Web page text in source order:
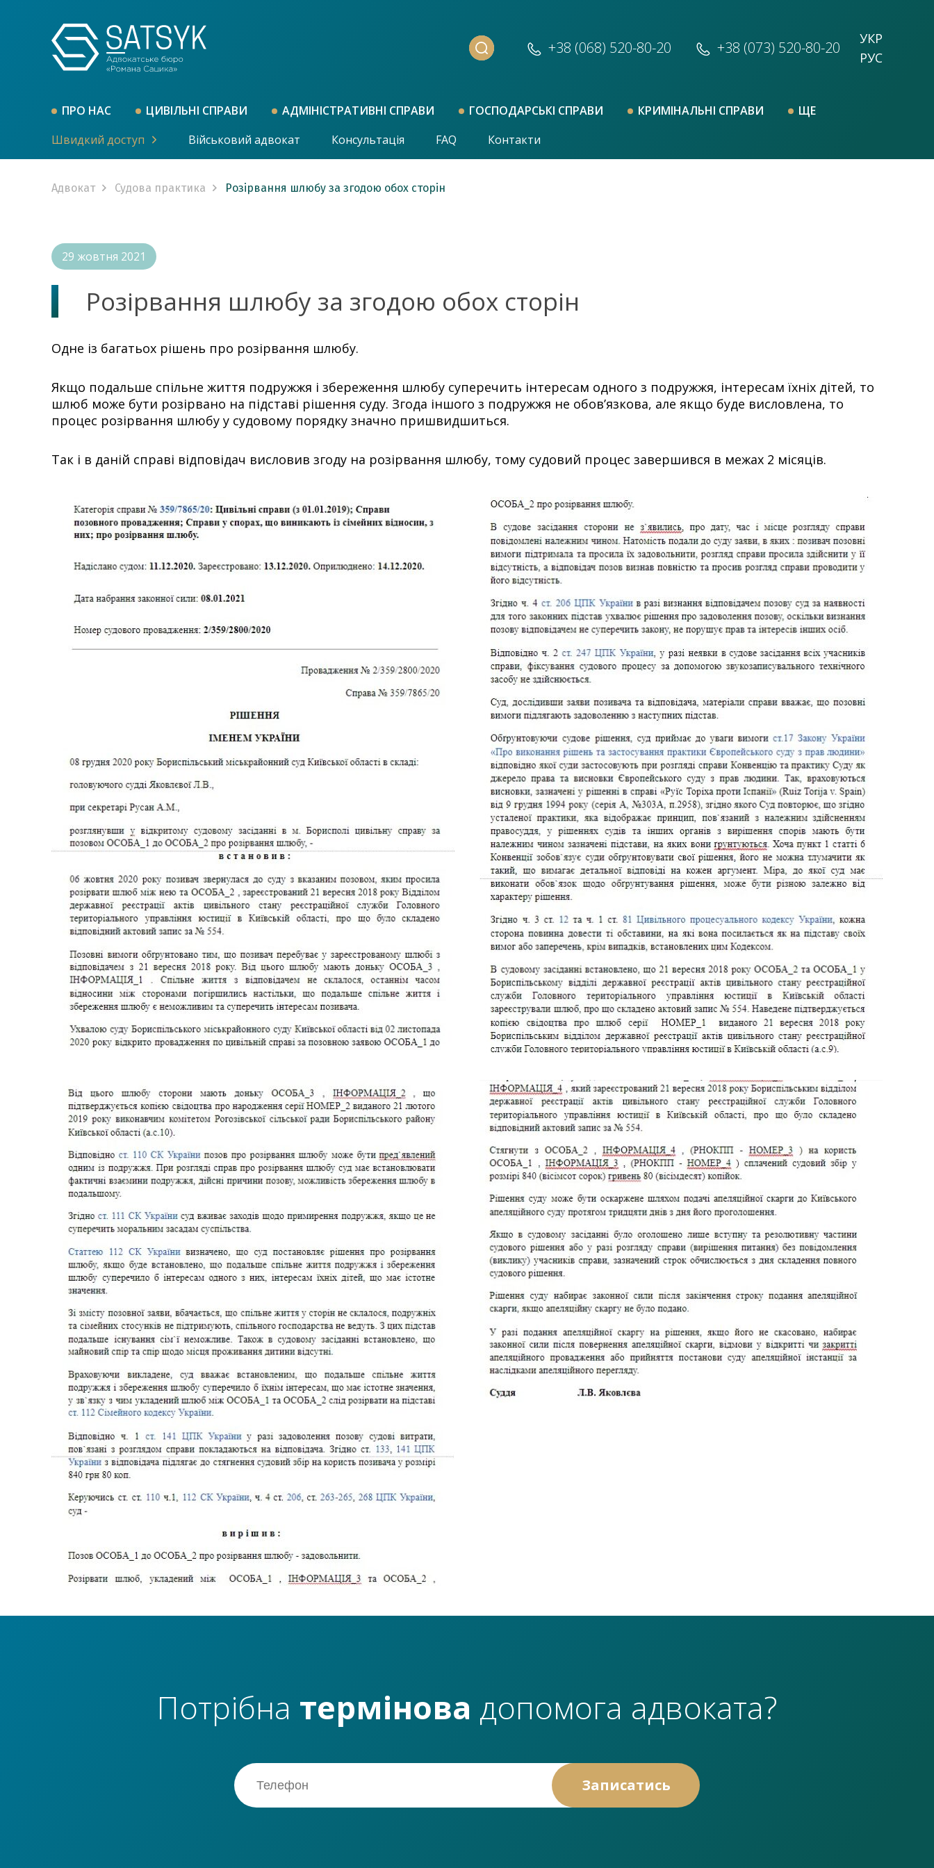
+38 (068) 520-80-20 +38 (073) 520-80-20
РУС
УКР
ПРО НАС ЦИВІЛЬНІ СПРАВИ АДМІНІСТРАТИВНІ СПРАВИ ГОСПОДАРСЬКІ СПРАВИ КРИМІНАЛЬНІ СПРАВИ
ЩЕ
Швидкий доступ
Військовий адвокат Консультація FAQ Контакти
Адвокат Судова практика Розірвання шлюбу за згодою обох сторін
29 жовтня 2021
Розірвання шлюбу за згодою обох сторін
Одне із багатьох рішень про розірвання шлюбу.
Якщо подальше спільне життя подружжя і збереження шлюбу суперечить інтересам одного з подружжя, інтересам їхніх дітей, то
шлюб може бути розірвано на підставі рішення суду. Згода іншого з подружжя не обов’язкова, але якщо буде висловлена, то
процес розірвання шлюбу у судовому порядку значно пришвидшиться.
Так і в даній справі відповідач висловив згоду на розірвання шлюбу, тому судовий процес завершився в межах 2 місяців.
Потрібна термінова допомога адвоката?